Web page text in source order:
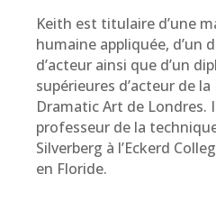
Keith est titulaire d’une
humaine appliquée, d’un
d’acteur ainsi que d’un
supérieures d’acteur de
Dramatic Art de Londres.
professeur de la
Silverberg à l’Eckerd
en Floride.